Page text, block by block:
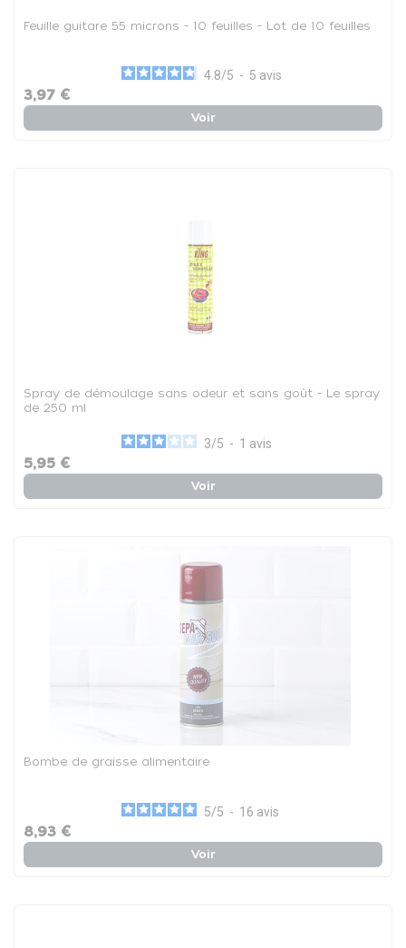
Feuille guitare 55 microns - 10 feuilles - Lot de 10 feuilles
4.8/5 - 5 avis
3,97 €
Voir
Spray de démoulage sans odeur et sans goût - Le spray
de 250 ml
3/5 - 1 avis
5,95 €
Voir
Bombe de graisse alimentaire
5/5 - 16 avis
8,93 €
Voir